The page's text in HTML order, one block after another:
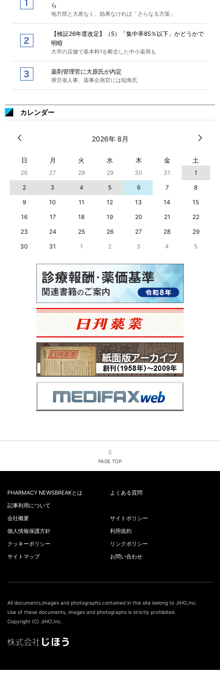
ら
地方部と大差なく、効果なければ「さらなる方策」
【検証26年度改定】（5）「集中率85％以下」かどうかで
明暗
大半の店舗で基本料1を断念した中小薬局も
薬剤管理官に大原氏が内定
厚労省人事、薬事企画官には稲角氏
カレンダー
2026年 8月
日 月 火 水 木 金 土
26 27 28 29 30 31
1
2
3 4 5 6 7
8
9
10 11 12 13 14
15
16
17 18 19 20 21
22
23
24 25 26 27 28
29
30
31 1 2 3 4 5
PAGE TOP
PHARMACY NEWSBREAKとは
よくある質問
記事利用について
会社概要
サイトポリシー
個人情報保護方針
利用規約
クッキーポリシー
リンクポリシー
サイトマップ
お問い合わせ
All documents,images and photographs contained in this site belong to JIHO,Inc.
Use of these documents, images and photographs is strictly prohibited.
Copyright (C) JIHO,Inc.